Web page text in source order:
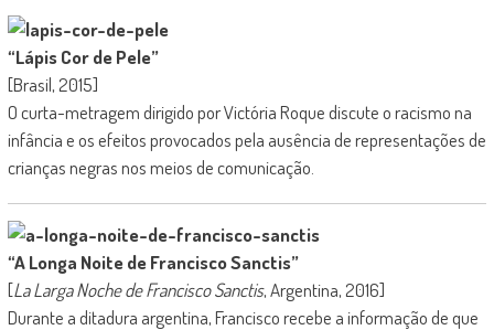
“Lápis Cor de Pele”
[Brasil, 2015]
O curta-metragem dirigido por Victória Roque discute o racismo na
infância e os efeitos provocados pela ausência de representações de
crianças negras nos meios de comunicação.
“A Longa Noite de Francisco Sanctis”
[La Larga Noche de Francisco Sanctis, Argentina, 2016]
Durante a ditadura argentina, Francisco recebe a informação de que